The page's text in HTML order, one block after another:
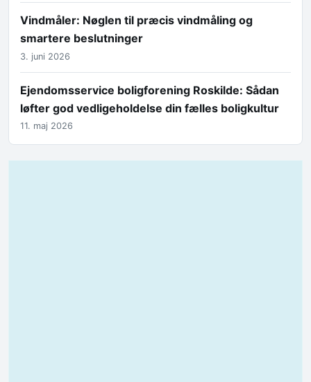
Vindmåler: Nøglen til præcis vindmåling og
smartere beslutninger
3. juni 2026
Ejendomsservice boligforening Roskilde: Sådan
løfter god vedligeholdelse din fælles boligkultur
11. maj 2026